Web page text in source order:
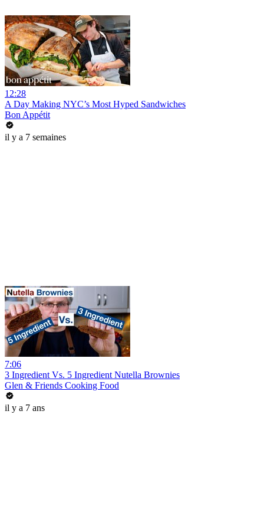
12:28
A Day Making NYC’s Most Hyped Sandwiches
Bon Appétit
il y a 7 semaines
7:06
3 Ingredient Vs. 5 Ingredient Nutella Brownies
Glen & Friends Cooking Food
il y a 7 ans